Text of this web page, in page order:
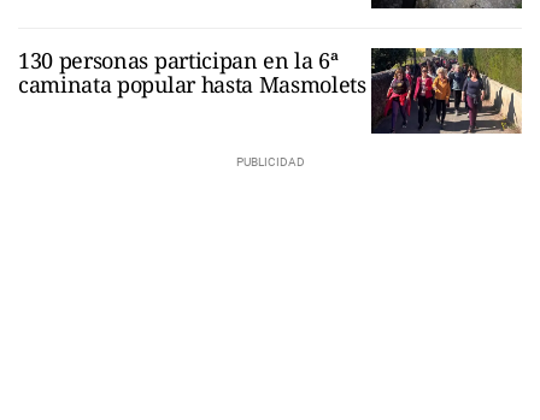
130 personas participan en la 6ª
caminata popular hasta Masmolets